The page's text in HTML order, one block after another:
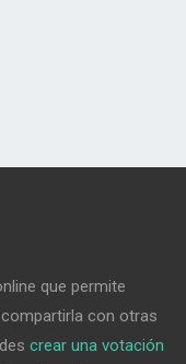
que permite
con otras
crear una votación